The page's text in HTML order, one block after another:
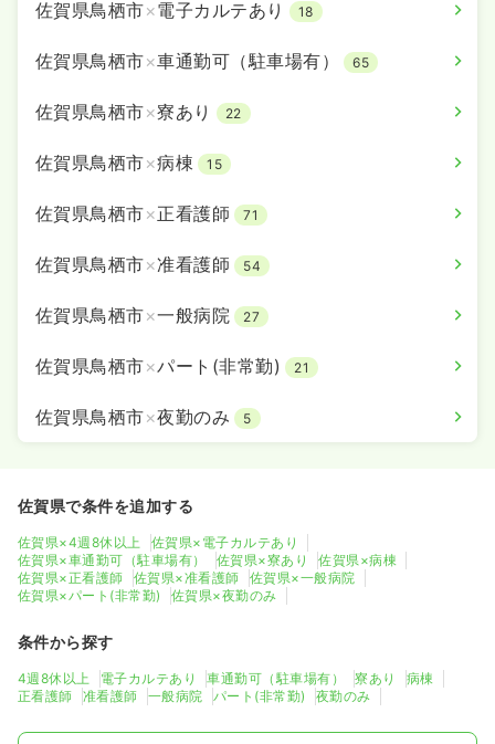
佐賀県鳥栖市×電子カルテあり 18
佐賀県鳥栖市×車通勤可（駐車場有） 65
佐賀県鳥栖市×寮あり 22
佐賀県鳥栖市×病棟 15
佐賀県鳥栖市×正看護師 71
佐賀県鳥栖市×准看護師 54
佐賀県鳥栖市×一般病院 27
佐賀県鳥栖市×パート(非常勤) 21
佐賀県鳥栖市×夜勤のみ 5
佐賀県で条件を追加する
佐賀県×4週8休以上
佐賀県×電子カルテあり
佐賀県×車通勤可（駐車場有）
佐賀県×寮あり
佐賀県×病棟
佐賀県×正看護師
佐賀県×准看護師
佐賀県×一般病院
佐賀県×パート(非常勤)
佐賀県×夜勤のみ
条件から探す
4週8休以上 電子カルテあり 車通勤可（駐車場有） 寮あり
病棟
正看護師
准看護師 一般病院 パート(非常勤) 夜勤のみ